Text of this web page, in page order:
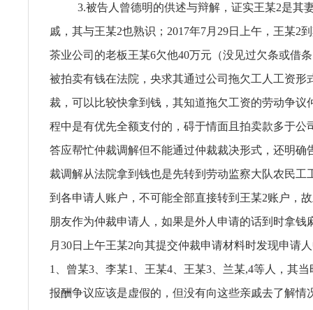
3.被告人曾德明的供述与辩解，证实王某2是其
戚，其与王某2也熟识；2017年7月29日上午，王某2
茶业公司的老板王某6欠他40万元（没见过欠条或借
被拍卖有钱在法院，央求其通过公司拖欠工人工资形
裁，可以比较快拿到钱，其知道拖欠工资的劳动争议
程中是有优先全额支付的，碍于情面且拍卖款多于公
答应帮忙仲裁调解但不能通过仲裁裁决形式，还明确
裁调解从法院拿到钱也是先转到劳动监察大队农民工
到各申请人账户，不可能全部直接转到王某2账户，
朋友作为仲裁申请人，如果是外人申请的话到时拿钱
月30日上午王某2向其提交仲裁申请材料时发现申请
1、曾某3、李某1、王某4、王某3、兰某,4等人，其
报酬争议应该是虚假的，但没有向这些亲戚去了解情